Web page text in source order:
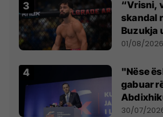
“Vrisni,
skandal
Buzukja
anti-
01/08/2026
"Nëse
gabuar
Përparim
30/07/